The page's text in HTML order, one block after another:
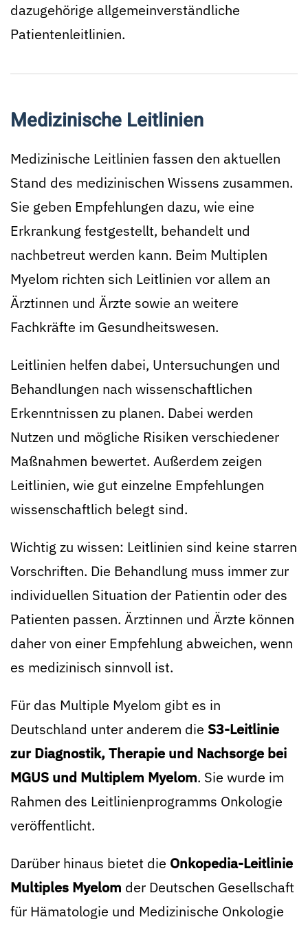
dazugehörige allgemeinverständliche
Patientenleitlinien.
Medizinische Leitlinien
Medizinische Leitlinien fassen den aktuellen
Stand des medizinischen Wissens zusammen.
Sie geben Empfehlungen dazu, wie eine
Erkrankung festgestellt, behandelt und
nachbetreut werden kann. Beim Multiplen
Myelom richten sich Leitlinien vor allem an
Ärztinnen und Ärzte sowie an weitere
Fachkräfte im Gesundheitswesen.
Leitlinien helfen dabei, Untersuchungen und
Behandlungen nach wissenschaftlichen
Erkenntnissen zu planen. Dabei werden
Nutzen und mögliche Risiken verschiedener
Maßnahmen bewertet. Außerdem zeigen
Leitlinien, wie gut einzelne Empfehlungen
wissenschaftlich belegt sind.
Wichtig zu wissen: Leitlinien sind keine starren
Vorschriften. Die Behandlung muss immer zur
individuellen Situation der Patientin oder des
Patienten passen. Ärztinnen und Ärzte können
daher von einer Empfehlung abweichen, wenn
es medizinisch sinnvoll ist.
Für das Multiple Myelom gibt es in
Deutschland unter anderem die S3-Leitlinie
zur Diagnostik, Therapie und Nachsorge bei
MGUS und Multiplem Myelom. Sie wurde im
Rahmen des Leitlinienprogramms Onkologie
veröffentlicht.
Darüber hinaus bietet die Onkopedia-Leitlinie
Multiples Myelom der Deutschen Gesellschaft
für Hämatologie und Medizinische Onkologie